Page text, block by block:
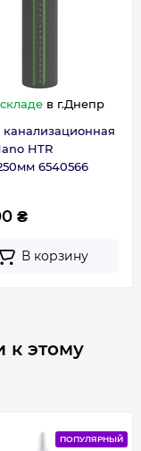
в г.Днепр
канализационная
HTR
6540566
₴
В корзину
к этому
ПОПУЛЯРНЫЙ